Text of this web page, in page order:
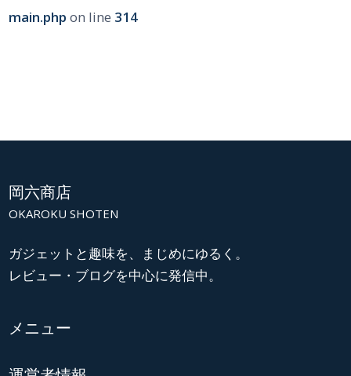
main.php on line 314
岡六商店
OKAROKU SHOTEN
ガジェットと趣味を、まじめにゆるく。
レビュー・ブログを中心に発信中。
メニュー